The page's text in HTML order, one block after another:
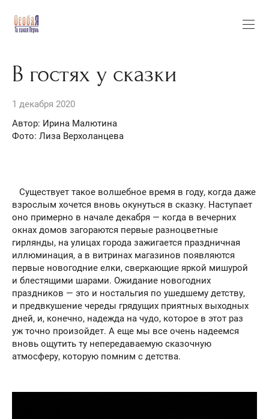
В гостях у сказки
1 декабря 2020
Автор: Ирина Малютина
Фото: Лиза Верхоланцева
Существует такое волшебное время в году, когда даже
взрослым хочется вновь окунуться в сказку. Наступает
оно примерно в начале декабря — когда в вечерних
окнах домов загораются первые разноцветные
гирлянды, на улицах города зажигается праздничная
иллюминация, а в витринах магазинов появляются
первые новогодние елки, сверкающие яркой мишурой
и блестящими шарами. Ожидание новогодних
праздников — это и ностальгия по ушедшему детству,
и предвкушение череды грядущих приятных выходных
дней, и, конечно, надежда на чудо, которое в этот раз
уж точно произойдет. А еще мы все очень надеемся
вновь ощутить ту непередаваемую сказочную
атмосферу, которую помним с детства.